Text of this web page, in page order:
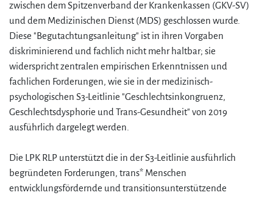
zwischen dem Spitzenverband der Krankenkassen (GKV-SV)
und dem Medizinischen Dienst (MDS) geschlossen wurde.
Diese "Begutachtungsanleitung" ist in ihren Vorgaben
diskriminierend und fachlich nicht mehr haltbar; sie
widerspricht zentralen empirischen Erkenntnissen und
fachlichen Forderungen, wie sie in der medizinisch-
psychologischen S3-Leitlinie "Geschlechtsinkongruenz,
Geschlechtsdysphorie und Trans-Gesundheit" von 2019
ausführlich dargelegt werden.
Die LPK RLP unterstützt die in der S3-Leitlinie ausführlich
begründeten Forderungen, trans* Menschen
entwicklungsfördernde und transitionsunterstützende